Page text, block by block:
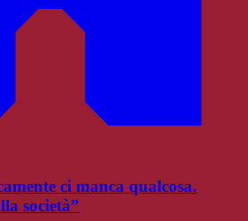
ci manca qualcosa.
società”